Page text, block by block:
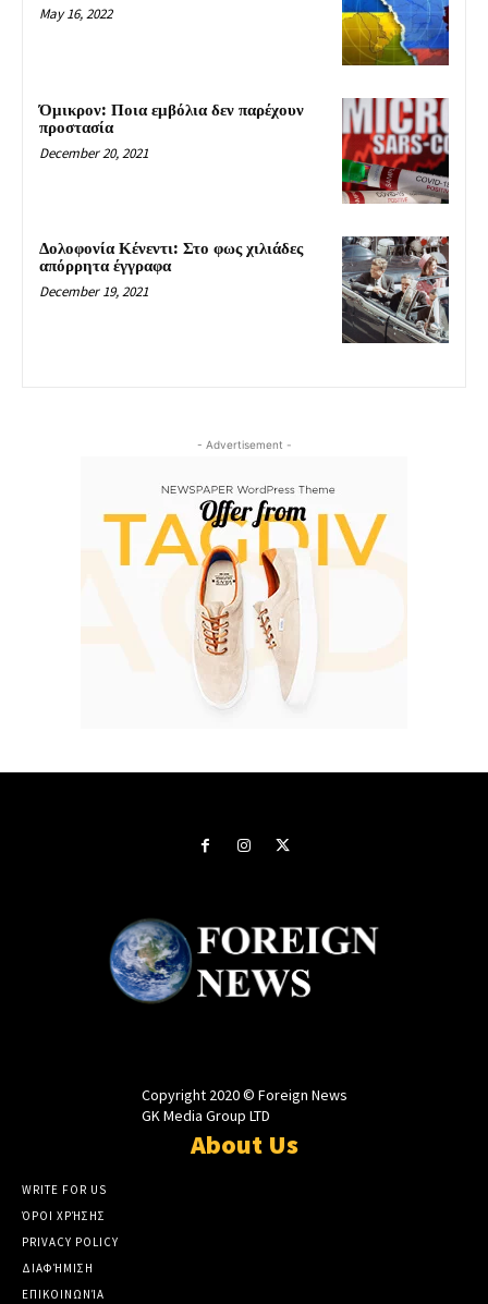
May 16, 2022
Όμικρον: Ποια εμβόλια δεν παρέχουν
προστασία
December 20, 2021
Δολοφονία Κένεντι: Στο φως χιλιάδες
απόρρητα έγγραφα
December 19, 2021
- Advertisement -
Copyright 2020 © Foreign News
GK Media Group LTD
About Us
WRITE FOR US
ΌΡΟΙ ΧΡΉΣΗΣ
PRIVACY POLICY
ΔΙΑΦΉΜΙΣΗ
ΕΠΙΚΟΙΝΩΝΊΑ